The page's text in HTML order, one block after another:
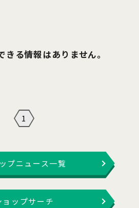
きる情報はありません。
1
プニュース一覧
ョップサーチ